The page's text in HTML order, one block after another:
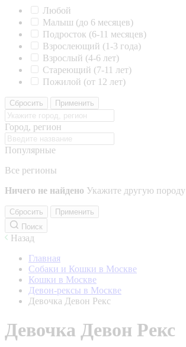
Любой
Малыш (до 6 месяцев)
Подросток (6-11 месяцев)
Взрослеющий (1-3 года)
Взрослый (4-6 лет)
Стареющий (7-11 лет)
Пожилой (от 12 лет)
Сбросить Применить
Город, регион
Популярные
Все регионы
Ничего не найдено Укажите другую породу
Сбросить
Применить
Поиск
Назад
Главная
Собаки и Кошки в Москве
Кошки в Москве
Девон-рексы в Москве
Девочка Девон Рекс
Девочка Девон Рекс